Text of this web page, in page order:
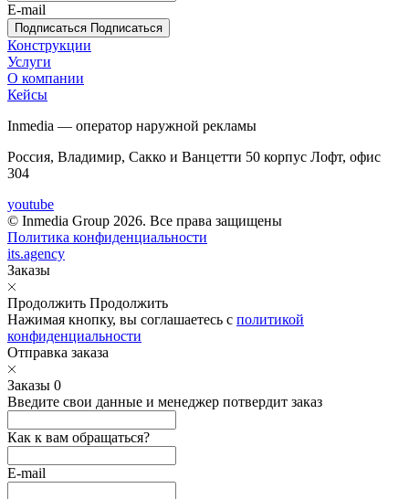
E-mail
Подписаться Подписаться
Конструкции
Услуги
О компании
Кейсы
Inmedia — оператор наружной рекламы
Россия, Владимир, Сакко и Ванцетти 50 корпус Лофт, офис
304
youtube
© Inmedia Group 2026. Все права защищены
Политика конфиденциальности
its.agency
Заказы
Продолжить Продолжить
Нажимая кнопку, вы соглашаетесь с политикой
конфиденциальности
Отправка заказа
Заказы 0
Введите свои данные и менеджер потвердит заказ
Как к вам обращаться?
E-mail